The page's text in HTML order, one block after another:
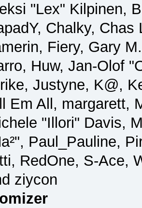
"Lex" Kilpinen,
Chalky,
Fiery, Gary
Huw, Jan-Olof
Justyne, K@,
Em All, margarett,
"Illori" Davis,
Paul_Pauline,
RedOne, S-Ace,
ziycon